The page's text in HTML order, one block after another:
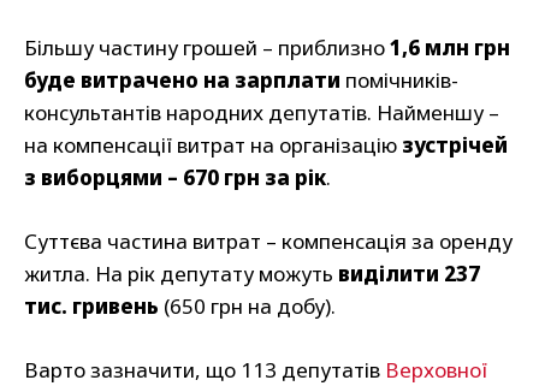
Більшу частину грошей – приблизно1,6 млн грн
буде витрачено на зарплати помічників-
консультантів народних депутатів. Найменшу –
на компенсації витрат на організацію зустрічей
з виборцями – 670 грн за рік.
Суттєва частина витрат – компенсація за оренду
житла. На рік депутату можуть виділити 237
тис. гривень (650 грн на добу).
Варто зазначити, що 113 депутатів Верховної